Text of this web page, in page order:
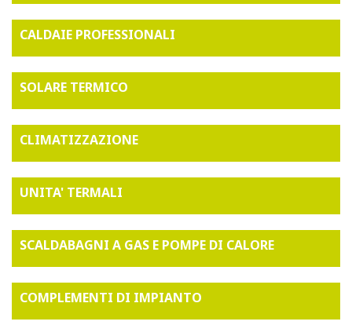
CALDAIE PROFESSIONALI
SOLARE TERMICO
CLIMATIZZAZIONE
UNITA' TERMALI
SCALDABAGNI A GAS E POMPE DI CALORE
COMPLEMENTI DI IMPIANTO